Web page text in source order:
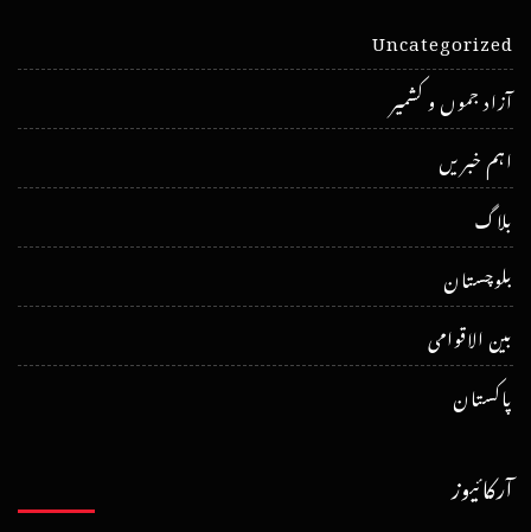
Uncategorized
آزاد جموں و کشمیر
اہم خبریں
بلاگ
بلوچستان
بین الاقوامی
پاکستان
آرکائیوز